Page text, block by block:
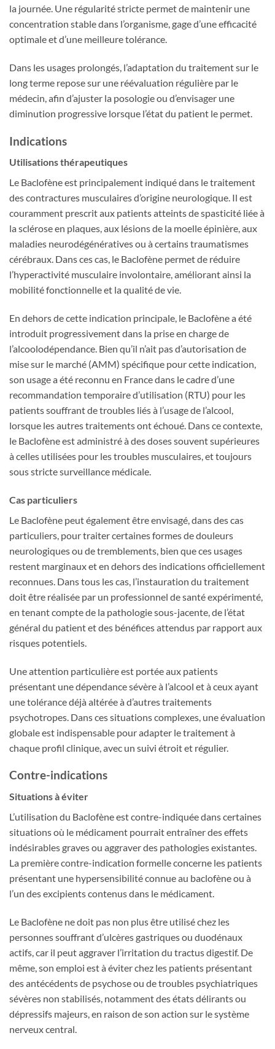
la journée. Une régularité stricte permet de maintenir une
concentration stable dans l’organisme, gage d’une efficacité
optimale et d’une meilleure tolérance.
Dans les usages prolongés, l’adaptation du traitement sur le
long terme repose sur une réévaluation régulière par le
médecin, afin d’ajuster la posologie ou d’envisager une
diminution progressive lorsque l’état du patient le permet.
Indications
Utilisations thérapeutiques
Le Baclofène est principalement indiqué dans le traitement
des contractures musculaires d’origine neurologique. Il est
couramment prescrit aux patients atteints de spasticité liée à
la sclérose en plaques, aux lésions de la moelle épinière, aux
maladies neurodégénératives ou à certains traumatismes
cérébraux. Dans ces cas, le Baclofène permet de réduire
l’hyperactivité musculaire involontaire, améliorant ainsi la
mobilité fonctionnelle et la qualité de vie.
En dehors de cette indication principale, le Baclofène a été
introduit progressivement dans la prise en charge de
l’alcoolodépendance. Bien qu’il n’ait pas d’autorisation de
mise sur le marché (AMM) spécifique pour cette indication,
son usage a été reconnu en France dans le cadre d’une
recommandation temporaire d’utilisation (RTU) pour les
patients souffrant de troubles liés à l’usage de l’alcool,
lorsque les autres traitements ont échoué. Dans ce contexte,
le Baclofène est administré à des doses souvent supérieures
à celles utilisées pour les troubles musculaires, et toujours
sous stricte surveillance médicale.
Cas particuliers
Le Baclofène peut également être envisagé, dans des cas
particuliers, pour traiter certaines formes de douleurs
neurologiques ou de tremblements, bien que ces usages
restent marginaux et en dehors des indications officiellement
reconnues. Dans tous les cas, l’instauration du traitement
doit être réalisée par un professionnel de santé expérimenté,
en tenant compte de la pathologie sous-jacente, de l’état
général du patient et des bénéfices attendus par rapport aux
risques potentiels.
Une attention particulière est portée aux patients
présentant une dépendance sévère à l’alcool et à ceux ayant
une tolérance déjà altérée à d’autres traitements
psychotropes. Dans ces situations complexes, une évaluation
globale est indispensable pour adapter le traitement à
chaque profil clinique, avec un suivi étroit et régulier.
Contre-indications
Situations à éviter
L’utilisation du Baclofène est contre-indiquée dans certaines
situations où le médicament pourrait entraîner des effets
indésirables graves ou aggraver des pathologies existantes.
La première contre-indication formelle concerne les patients
présentant une hypersensibilité connue au baclofène ou à
l’un des excipients contenus dans le médicament.
Le Baclofène ne doit pas non plus être utilisé chez les
personnes souffrant d’ulcères gastriques ou duodénaux
actifs, car il peut aggraver l’irritation du tractus digestif. De
même, son emploi est à éviter chez les patients présentant
des antécédents de psychose ou de troubles psychiatriques
sévères non stabilisés, notamment des états délirants ou
dépressifs majeurs, en raison de son action sur le système
nerveux central.